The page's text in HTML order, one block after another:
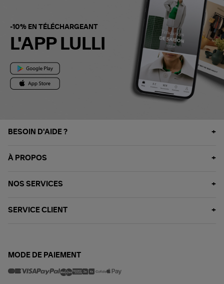
-10% EN TÉLÉCHARGEANT
L'APP LULLI
BESOIN D'AIDE ?
À PROPOS
NOS SERVICES
SERVICE CLIENT
MODE DE PAIEMENT